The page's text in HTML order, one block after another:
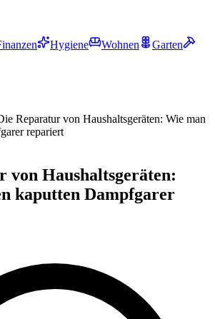
Hygiene Wohnen
Garten
Reparatur von Haushaltsgeräten: Wie man
repariert
von Haushaltsgeräten:
kaputten Dampfgarer